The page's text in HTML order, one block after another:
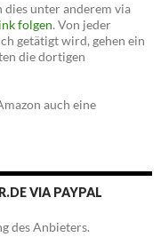
unter anderem via
folgen. Von jeder
getätigt wird, gehen ein
die dortigen
auch eine
VIA PAYPAL
des Anbieters.